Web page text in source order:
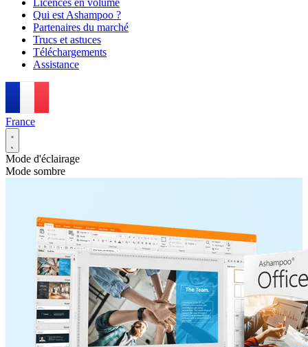
Licences en volume
Qui est Ashampoo ?
Partenaires du marché
Trucs et astuces
Téléchargements
Assistance
France
Mode d'éclairage
Mode sombre